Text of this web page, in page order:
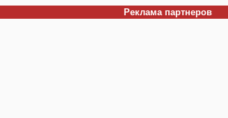
Реклама партнеров